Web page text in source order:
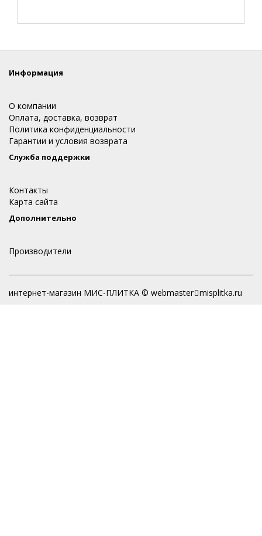
Информация
О компании
Оплата, доставка, возврат
Политика конфиденциальности
Гарантии и условия возврата
Служба поддержки
Контакты
Карта сайта
Дополнительно
Производители
интернет-магазин МИС-ПЛИТКА © webmaster misplitka.ru